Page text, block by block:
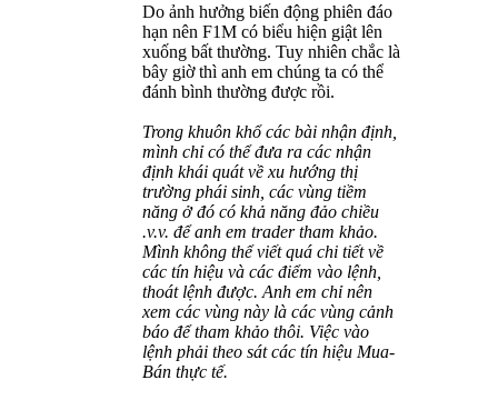
Do ảnh hưởng biến động phiên đáo
hạn nên F1M có biểu hiện giật lên
xuống bất thường. Tuy nhiên chắc là
bây giờ thì anh em chúng ta có thể
đánh bình thường được rồi.
Trong khuôn khổ các bài nhận định,
mình chỉ có thể đưa ra các nhận
định khái quát về xu hướng thị
trường phái sinh, các vùng tiềm
năng ở đó có khả năng đảo chiều
.v.v. để anh em trader tham khảo.
Mình không thể viết quá chi tiết về
các tín hiệu và các điểm vào lệnh,
thoát lệnh được. Anh em chỉ nên
xem các vùng này là các vùng cảnh
báo để tham khảo thôi. Việc vào
lệnh phải theo sát các tín hiệu Mua-
Bán thực tế.